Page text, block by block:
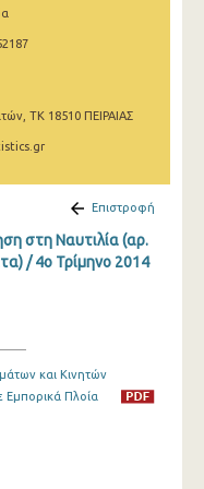
ΤΚ 18510 ΠΕΙΡΑΙΑΣ
Επιστροφή
στη Ναυτιλία (αρ.
/ 4o Τρίμηνο 2014
και Κινητών
Εμπορικά Πλοία